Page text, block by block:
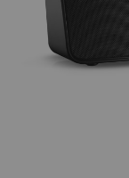
privacybeleid.